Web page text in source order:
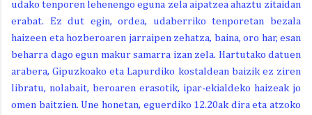
udako tenporen lehenengo eguna zela aipatzea ahaztu zitaidan
erabat. Ez dut egin, ordea, udaberriko tenporetan bezala
haizeen eta hozberoaren jarraipen zehatza, baina, oro har, esan
beharra dago egun makur samarra izan zela. Hartutako datuen
arabera, Gipuzkoako eta Lapurdiko kostaldean baizik ez ziren
libratu, nolabait, beroaren erasotik, ipar-ekialdeko haizeak jo
omen baitzien. Une honetan, eguerdiko 12.20ak dira eta atzoko